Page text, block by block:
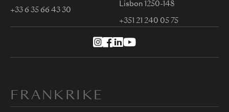
+33 6 35 66 43 30
Lisbon 1250-148
+351 21 240 05 75
FRANKRIKE